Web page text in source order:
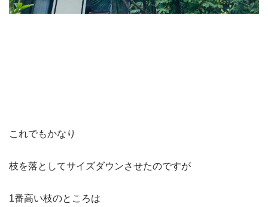
これでもかなり
枝を落としてサイズダウンさせたのですが
1番高い枝のところは